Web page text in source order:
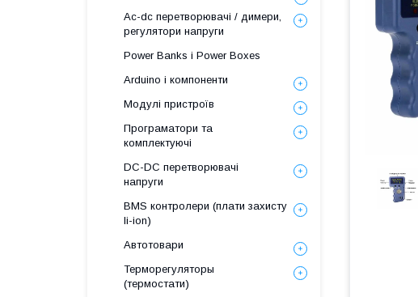
Ac-dc перетворювачі / димери,
регулятори напруги
Power Banks і Power Boxes
Arduino і компоненти
Модулі пристроїв
Програматори та
комплектуючі
DC-DC перетворювачі
напруги
BMS контролери (плати захисту
li-ion)
Автотовари
Терморегуляторы
(термостати)